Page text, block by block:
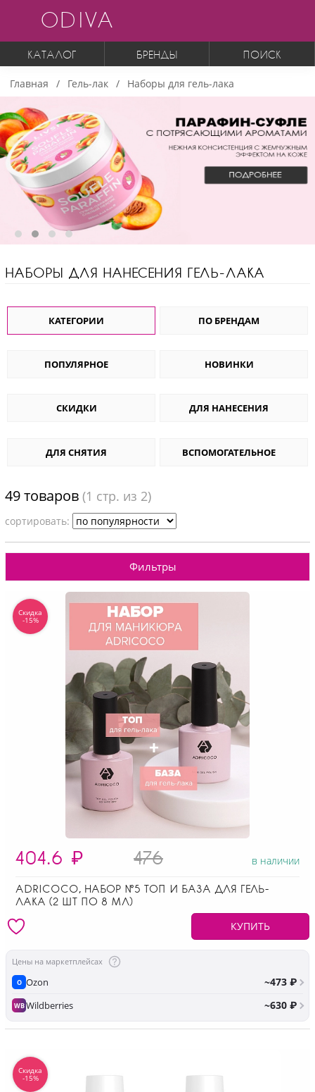
ODIVA
КАТАЛОГ БРЕНДЫ ПОИСК
Главная Гель-лак Наборы для гель-лака
НАБОРЫ ДЛЯ НАНЕСЕНИЯ ГЕЛЬ-ЛАКА
КАТЕГОРИИ ПО БРЕНДАМ
ПОПУЛЯРНОЕ НОВИНКИ
СКИДКИ ДЛЯ НАНЕСЕНИЯ
ДЛЯ СНЯТИЯ ВСПОМОГАТЕЛЬНОЕ
49 товаров (1 стр. из 2)
cортировать:
Фильтры
404.6 ₽ 476 в наличии
ADRICOCO, НАБОР №5 ТОП И БАЗА ДЛЯ ГЕЛЬ-
ЛАКА (2 ШТ ПО 8 МЛ)
КУПИТЬ
Цены на маркетплейсах
O Ozon ~473 ₽
WBWildberries ~630 ₽
Скидка
-15%
Скидка
-15%